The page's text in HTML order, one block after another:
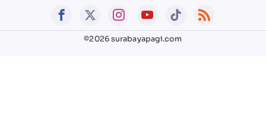
©2026 surabayapagi.com